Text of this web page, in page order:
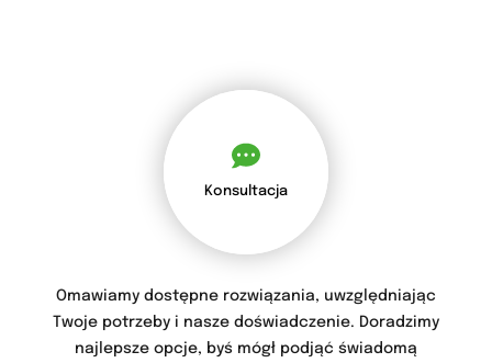
Konsultacja
Omawiamy dostępne rozwiązania, uwzględniając
Twoje potrzeby i nasze doświadczenie. Doradzimy
najlepsze opcje, byś mógł podjąć świadomą